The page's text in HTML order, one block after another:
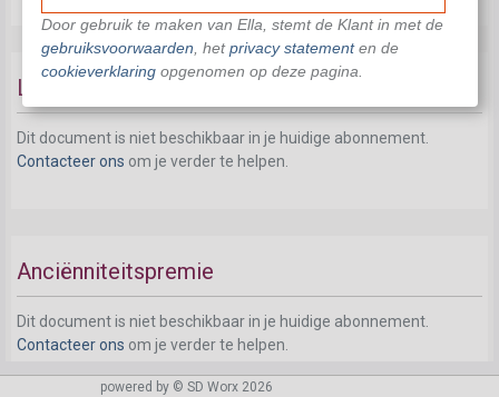
Loonevolutie
Dit document is niet beschikbaar in je huidige abonnement.
Contacteer ons om je verder te helpen.
Anciënniteitspremie
Dit document is niet beschikbaar in je huidige abonnement.
Contacteer ons om je verder te helpen.
powered by © SD Worx 2026
Door gebruik te maken van Ella, stemt de Klant in met de
gebruiksvoorwaarden , hetprivacy statementen de
cookieverklaringopgenomen op deze pagina.